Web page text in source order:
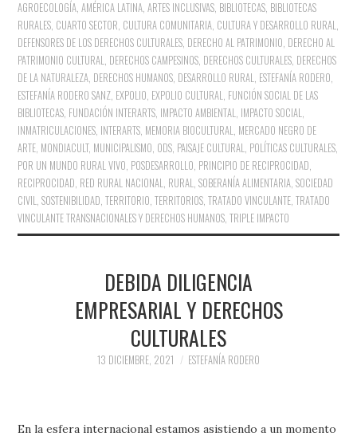
AGROECOLOGÍA,AMÉRICA LATINA,ARTES INCLUSIVAS, BIBLIOTECAS, BIBLIOTECAS
RURALES, CUARTO SECTOR, CULTURA COMUNITARIA, CULTURA Y DESARROLLO RURAL,
DEFENSORES DE LOS DERECHOS CULTURALES, DERECHO AL PATRIMONIO, DERECHO AL
PATRIMONIO CULTURAL, DERECHOS CAMPESINOS, DERECHOS CULTURALES, DERECHOS
DE LA NATURALEZA, DERECHOS HUMANOS, DESARROLLO RURAL, ESTEFANÍA RODERO,
ESTEFANÍA RODERO SANZ, EXPOLIO, EXPOLIO CULTURAL, FUNCIÓN SOCIAL DE LAS
BIBLIOTECAS, FUNDACIÓN INTERARTS, IMPACTO AMBIENTAL, IMPACTO SOCIAL,
INMATRICULACIONES, INTERARTS, MEMORIA BIOCULTURAL, MERCADO NEGRO DE
ARTE, MONDIACULT, MUNICIPALISMO, ODS, PAISAJE CULTURAL, POLÍTICAS CULTURALES,
POR UN MUNDO RURAL VIVO, POSDESARROLLO, PRINCIPIO DE RECIPROCIDAD,
RECIPROCIDAD, RED RURAL NACIONAL, RURAL,SOBERANÍA ALIMENTARIA,SOCIEDAD
CIVIL,SOSTENIBILIDAD,TERRITORIO,TERRITORIOS,TRATADO VINCULANTE,TRATADO
VINCULANTE TRANSNACIONALES Y DERECHOS HUMANOS,TRIPLE IMPACTO
DEBIDA DILIGENCIA
EMPRESARIAL Y DERECHOS
CULTURALES
13 DICIEMBRE, 2021 ESTEFANÍA RODERO
En la esfera internacional estamos asistiendo a un momento